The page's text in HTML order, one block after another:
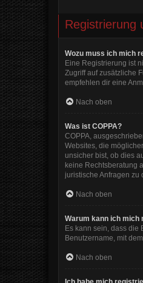
Registrierung
Wozu muss ich mich
Eine Registrierung ist
Zugriff auf zusätzliche
empfehlen dir eine
Nach oben
Was ist COPPA?
COPPA,
Websites, die
unsicher bist, ob dies
keine Rechtsberatung
juristische Anfragen zu
Nach oben
Warum kann ich mich
Es kann sein, dass die
Benutzername, mit
Nach oben